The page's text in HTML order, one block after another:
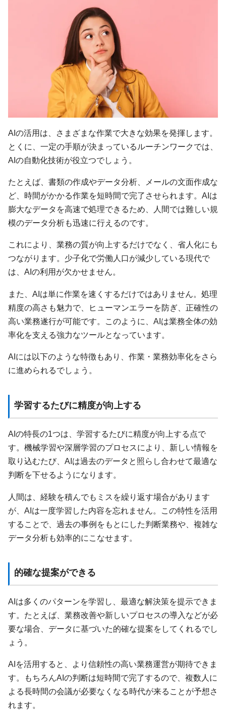
AIの活用は、さまざまな作業で大きな効果を発揮します。
とくに、一定の手順が決まっているルーチンワークでは、
AIの自動化技術が役立つでしょう。
たとえば、書類の作成やデータ分析、メールの文面作成な
ど、時間がかかる作業を短時間で完了させられます。AIは
膨大なデータを高速で処理できるため、人間では難しい規
模のデータ分析も迅速に行えるのです。
これにより、業務の質が向上するだけでなく、省人化にも
つながります。少子化で労働人口が減少している現代で
は、AIの利用が欠かせません。
また、AIは単に作業を速くするだけではありません。処理
精度の高さも魅力で、ヒューマンエラーを防ぎ、正確性の
高い業務遂行が可能です。このように、AIは業務全体の効
率化を支える強力なツールとなっています。
AIには以下のような特徴もあり、作業・業務効率化をさら
に進められるでしょう。
学習するたびに精度が向上する
AIの特長の1つは、学習するたびに精度が向上する点で
す。機械学習や深層学習のプロセスにより、新しい情報を
取り込むたび、AIは過去のデータと照らし合わせて最適な
判断を下せるようになります。
人間は、経験を積んでもミスを繰り返す場合があります
が、AIは一度学習した内容を忘れません。この特性を活用
することで、過去の事例をもとにした判断業務や、複雑な
データ分析も効率的にこなせます。
的確な提案ができる
AIは多くのパターンを学習し、最適な解決策を提示できま
す。たとえば、業務改善や新しいプロセスの導入などが必
要な場合、データに基づいた的確な提案をしてくれるでし
ょう。
AIを活用すると、より信頼性の高い業務運営が期待できま
す。もちろんAIの判断は短時間で完了するので、複数人に
よる長時間の会議が必要なくなる時代が来ることが予想さ
れます。